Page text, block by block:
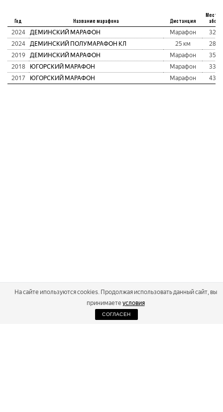
Год Название марафона Дистанция
Место
абс
2024 ДЕМИНСКИЙ МАРАФОН Марафон
32
2024
ДЕМИНСКИЙ ПОЛУМАРАФОН КЛ 25 км
28
2019
ДЕМИНСКИЙ МАРАФОН Марафон
35
2018
ЮГОРСКИЙ МАРАФОН Марафон
33
2017
ЮГОРСКИЙ МАРАФОН Марафон 43
На сайте ипользуются cookies. Продолжая использовать данный сайт, вы
принимаете условия
СОГЛАСЕН